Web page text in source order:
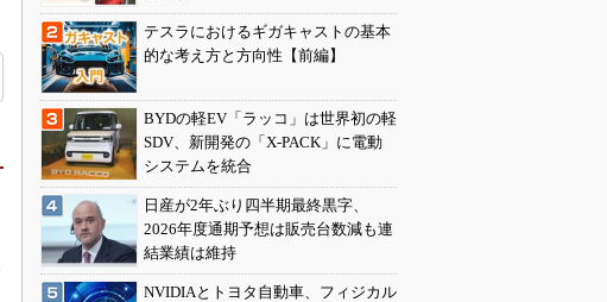
テスラにおけるギガキャストの基本
的な考え方と方向性【前編】
BYDの軽EV「ラッコ」は世界初の軽
SDV、新開発の「X-PACK」に電動
システムを統合
日産が2年ぶり四半期最終黒字、
2026年度通期予想は販売台数減も連
結業績は維持
NVIDIAとトヨタ自動車、フィジカル